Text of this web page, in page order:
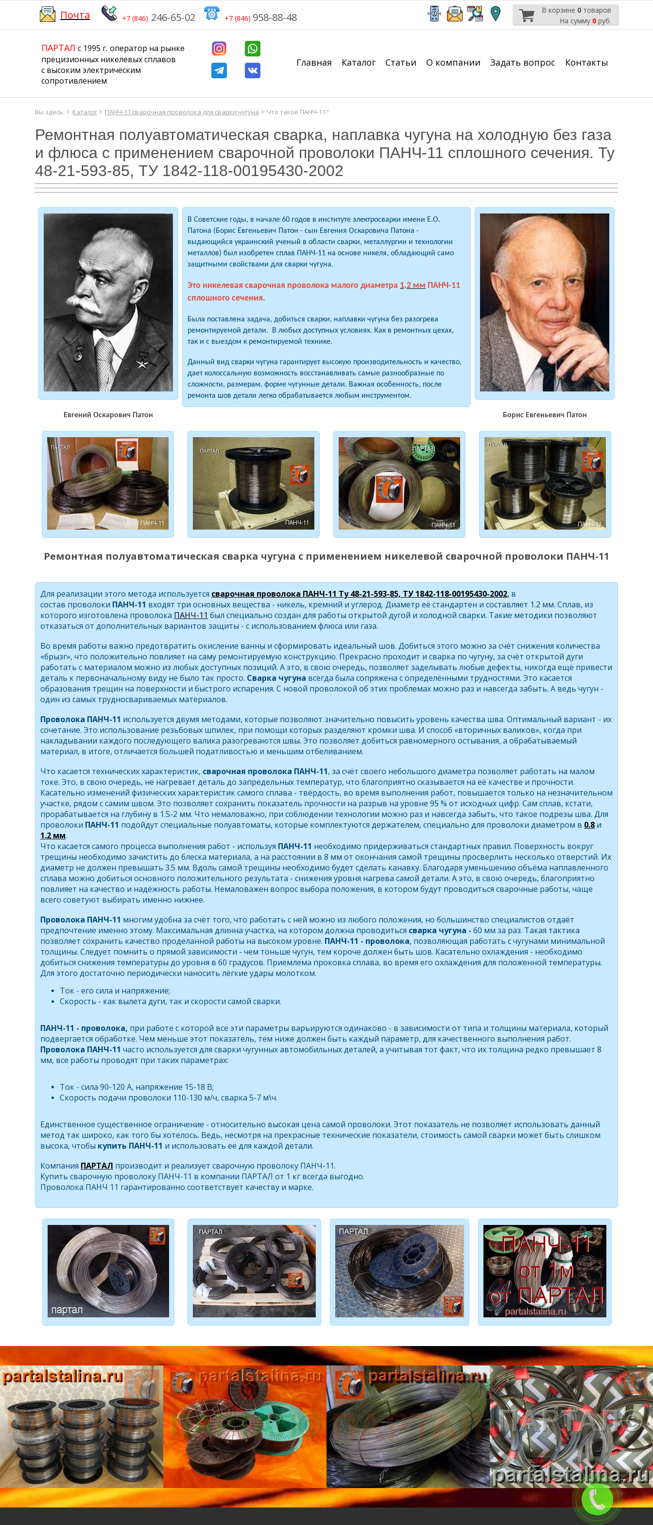
Почта +7 (846) 246-65-02 +7 (846) 958-88-48
В корзине 0 товаров
На сумму 0 руб.
ПАРТАЛ с 1995 г. ​​​​​​​оператор на рынке
прецизионных никелевых сплавов
с высоким электрическим
сопротивлением
Главная Каталог Статьи О компании Задать вопрос Контакты
Вы здесь: Каталог ПАНЧ-11 сварочная проволока для сварки чугуна Что такое ПАНЧ-11?
Ремонтная полуавтоматическая сварка, наплавка чугуна на холодную без газа
и флюса с применением сварочной проволоки ПАНЧ-11 сплошного сечения. Ту
48-21-593-85, ТУ 1842-118-00195430-2002
В Советские годы, в начале 60 годов в институте электросварки имени Е.О.
Патона (Борис Евгеньевич Патон - сын Евгения Оскаровича Патона -
выдающийся украинский ученый в области сварки, металлургии и технологии
металлов) был изобретен сплав ПАНЧ-11 на основе никеля, обладающий само
защитными свойствами для сварки чугуна.
Это никелевая сварочная проволока малого диаметра 1,2 мм ПАНЧ-11
сплошного сечения.
Была поставлена задача, добиться сварки, наплавки чугуна без разогрева
ремонтируемой детали. В любых доступных условиях. Как в ремонтных цехах,
так и с выездом к ремонтируемой технике.
Данный вид сварки чугуна гарантирует высокую производительность и качество,
дает колоссальную возможность восстанавливать самые разнообразные по
сложности, размерам, форме чугунные детали. Важная особенность, после
ремонта шов детали легко обрабатывается любым инструментом.
Евгений Оскарович Патон Борис Евгеньевич Патон
Ремонтная полуавтоматическая сварка чугуна с применением никелевой сварочной проволоки ПАНЧ-11
Для реализации этого метода используется сварочная проволока ПАНЧ-11 Ту 48-21-593-85, ТУ 1842-118-00195430-2002, в
состав проволоки ПАНЧ-11 входят три основных вещества - никель, кремний и углерод. Диаметр её стандартен и составляет 1.2 мм. Сплав, из
которого изготовлена проволока ПАНЧ-11 был специально создан для работы открытой дугой и холодной сварки. Такие методики позволяют
отказаться от дополнительных вариантов защиты - с использованием флюса или газа.
Во время работы важно предотвратить окисление ванны и сформировать идеальный шов. Добиться этого можно за счёт снижения количества
«брызг», что положительно повлияет на саму ремонтируемую конструкцию. Прекрасно проходит и сварка по чугуну, за счёт открытой дуги
работать с материалом можно из любых доступных позиций. А это, в свою очередь, позволяет заделывать любые дефекты, никогда ещё привести
деталь к первоначальному виду не было так просто. Сварка чугуна всегда была сопряжена с определёнными трудностями. Это касается
образования трещин на поверхности и быстрого испарения. С новой проволокой об этих проблемах можно раз и навсегда забыть. А ведь чугун -
один из самых трудносвариваемых материалов.
Проволока ПАНЧ-11 используется двумя методами, которые позволяют значительно повысить уровень качества шва. Оптимальный вариант - их
сочетание. Это использование резьбовых шпилек, при помощи которых разделяют кромки шва. И способ «вторичных валиков», когда при
накладывании каждого последующего валика разогреваются швы. Это позволяет добиться равномерного остывания, а обрабатываемый
материал, в итоге, отличается большей податливостью и меньшим отбеливанием.
Что касается технических характеристик, сварочная проволока ПАНЧ-11, за счёт своего небольшого диаметра позволяет работать на малом
токе. Это, в свою очередь, не нагревает деталь до запредельных температур, что благоприятно сказывается на её качестве и прочности.
Касательно изменений физических характеристик самого сплава - твёрдость, во время выполнения работ, повышается только на незначительном
участке, рядом с самим швом. Это позволяет сохранить показатель прочности на разрыв на уровне 95 % от исходных цифр. Сам сплав, кстати,
прорабатывается на глубину в 1.5-2 мм. Что немаловажно, при соблюдении технологии можно раз и навсегда забыть, что такое подрезы шва. Для
проволоки ПАНЧ-11 подойдут специальные полуавтоматы, которые комплектуются держателем, специально для проволоки диаметром в 0.8 и
1.2 мм.
Что касается самого процесса выполнения работ - используя ПАНЧ-11 необходимо придерживаться стандартных правил. Поверхность вокруг
трещины необходимо зачистить до блеска материала, а на расстоянии в 8 мм от окончания самой трещины просверлить несколько отверстий. Их
диаметр не должен превышать 3.5 мм. Вдоль самой трещины необходимо будет сделать канавку. Благодаря уменьшению объёма наплавленного
сплава можно добиться основного положительного результата - снижения уровня нагрева самой детали. А это, в свою очередь, благоприятно
повлияет на качество и надёжность работы. Немаловажен вопрос выбора положения, в котором будут проводиться сварочные работы, чаще
всего советуют выбирать именно нижнее.
Проволока ПАНЧ-11 многим удобна за счёт того, что работать с ней можно из любого положения, но большинство специалистов отдаёт
предпочтение именно этому. Максимальная длинна участка, на котором должна проводиться сварка чугуна - 60 мм за раз. Такая тактика
позволяет сохранить качество проделанной работы на высоком уровне. ПАНЧ-11 - проволока, позволяющая работать с чугунами минимальной
толщины. Следует помнить о прямой зависимости - чем тоньше чугун, тем короче должен быть шов. Касательно охлаждения - необходимо
добиться снижения температуры до уровня в 60 градусов. Приемлема проковка сплава, во время его охлаждения для положенной температуры.
Для этого достаточно периодически наносить лёгкие удары молотком.
Ток - его сила и напряжение;
Скорость - как вылета дуги, так и скорости самой сварки.
ПАНЧ-11 - проволока, при работе с которой все эти параметры варьируются одинаково - в зависимости от типа и толщины материала, который
подвергается обработке. Чем меньше этот показатель, тем ниже должен быть каждый параметр, для качественного выполнения работ.
Проволока ПАНЧ-11 часто используется для сварки чугунных автомобильных деталей, а учитывая тот факт, что их толщина редко превышает 8
мм, все работы проводят при таких параметрах:
Ток - сила 90-120 А, напряжение 15-18 В;
Скорость подачи проволоки 110-130 м/ч, сварка 5-7 м\ч.
Единственное существенное ограничение - относительно высокая цена самой проволоки. Этот показатель не позволяет использовать данный
метод так широко, как того бы хотелось. Ведь, несмотря на прекрасные технические показатели, стоимость самой сварки может быть слишком
высока, чтобы купить ПАНЧ-11 и использовать её для каждой детали.
Компания ПАРТАЛ производит и реализует сварочную проволоку ПАНЧ-11.
Купить сварочную проволоку ПАНЧ-11 в компании ПАРТАЛ от 1 кг всегда выгодно.
Проволока ПАНЧ 11 гарантированно соответствует качеству и марке.